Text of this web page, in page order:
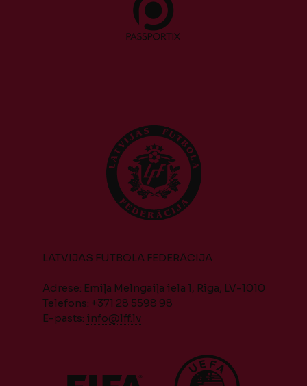
LATVIJAS FUTBOLA FEDERĀCIJA
Adrese: Emiļa Melngaiļa iela 1, Rīga, LV-1010
Telefons: +371 28 5598 98
E-pasts: info@lff.lv